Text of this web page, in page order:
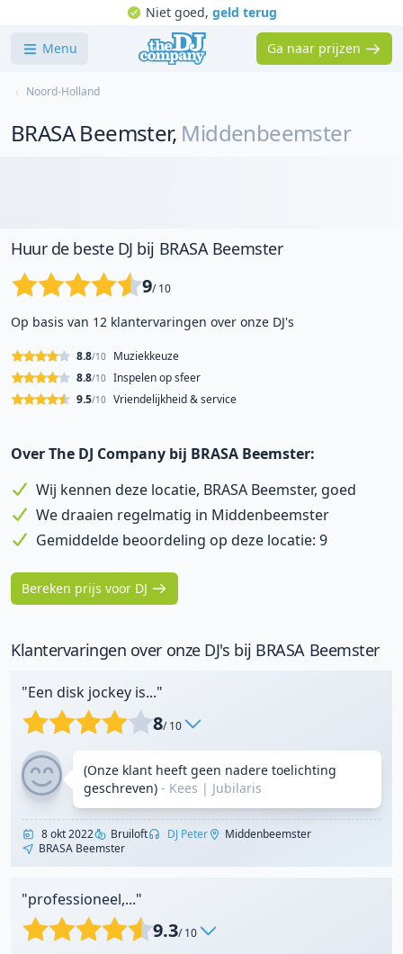
Niet goed, geld terug
Menu Ga naar prijzen
Noord-Holland
BRASA Beemster, Middenbeemster
Huur de beste DJ bij BRASA Beemster
9/ 10
Op basis van 12 klantervaringen over onze DJ's
Muziekkeuze
8.8/10
Inspelen op sfeer
8.8/10
Vriendelijkheid & service
9.5/10
Over The DJ Company bij BRASA Beemster:
Wij kennen deze locatie, BRASA Beemster, goed
We draaien regelmatig in Middenbeemster
Gemiddelde beoordeling op deze locatie: 9
Bereken prijs voor DJ
Klantervaringen over onze DJ's bij BRASA Beemster
"Een disk jockey is..."
8/ 10
(Onze klant heeft geen nadere toelichting
geschreven) - Kees | Jubilaris
8 okt 2022 Bruiloft DJ Peter
Middenbeemster
BRASA Beemster
"professioneel,..."
9.3/ 10